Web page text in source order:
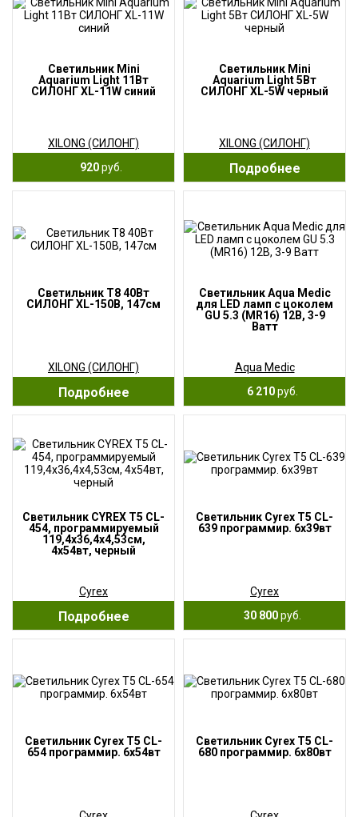
Светильник Mini
Aquarium Light 11Вт
СИЛОНГ XL-11W синий
XILONG (СИЛОНГ)
920руб.
Светильник Mini
Aquarium Light 5Вт
СИЛОНГ XL-5W черный
XILONG (СИЛОНГ)
Подробнее
Светильник T8 40Вт
СИЛОНГ XL-150B, 147см
XILONG (СИЛОНГ)
Подробнее
Светильник Aqua Medic
для LED ламп с цоколем
GU 5.3 (MR16) 12В, 3-9
Ватт
Aqua Medic
6 210руб.
Светильник CYREX T5 CL-
454, программируемый
119,4х36,4х4,53см,
4х54вт, черный
Cyrex
Подробнее
Светильник Cyrex T5 CL-
639 программир. 6х39вт
Cyrex
30 800руб.
Светильник Cyrex T5 CL-
654 программир. 6х54вт
Светильник Cyrex T5 CL-
680 программир. 6х80вт